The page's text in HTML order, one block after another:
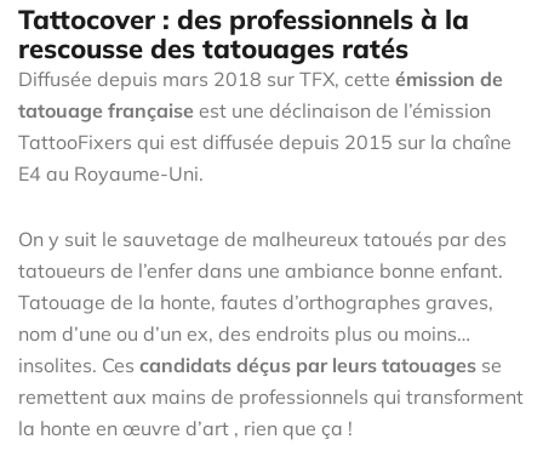
Tattocover : des professionnels à la
rescousse des tatouages ratés
Diffusée depuis mars 2018 sur TFX, cette émission de
tatouage française est une déclinaison de l’émission
TattooFixers qui est diffusée depuis 2015 sur la chaîne
E4 au Royaume-Uni.
On y suit le sauvetage de malheureux tatoués par des
tatoueurs de l’enfer dans une ambiance bonne enfant.
Tatouage de la honte, fautes d’orthographes graves,
nom d’une ou d’un ex, des endroits plus ou moins…
insolites. Ces candidats déçus par leurs tatouages se
remettent aux mains de professionnels qui transforment
la honte en œuvre d’art , rien que ça !